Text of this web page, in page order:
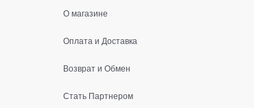
О магазине
Оплата и Доставка
Возврат и Обмен
Стать Партнером